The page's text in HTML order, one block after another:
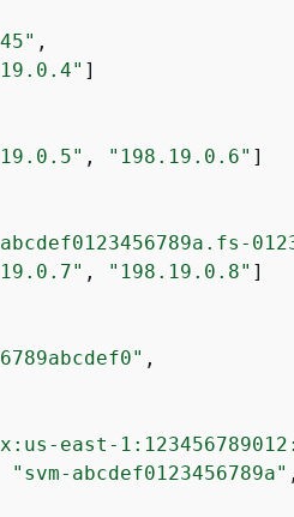
,
]
, "198.19.0.6"
, "198.19.0.8"
,
east-
"svm-abcdef0123456789a" ,